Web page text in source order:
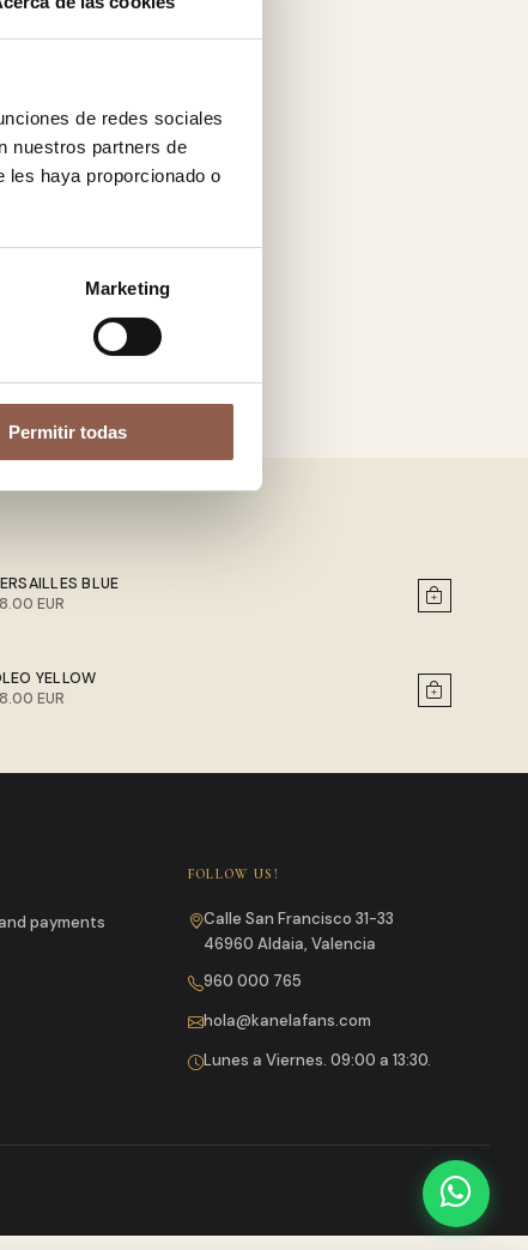
de redes sociales
nuestros partners de
les haya proporcionado o
Marketing
Permitir todas
BLUE
EUR
YELLOW
EUR
payments
FOLLOW US!
Calle San Francisco 31-33
46960 Aldaia, Valencia
960 000 765
hola@kanelafans.com
Lunes a Viernes. 09:00 a 13:30.